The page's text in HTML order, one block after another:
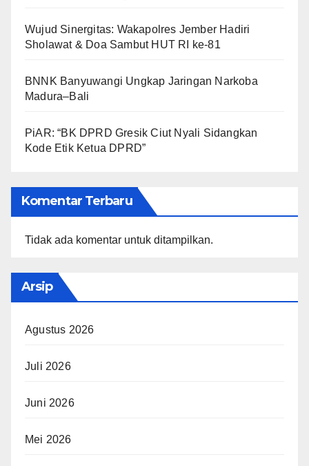
Wujud Sinergitas: Wakapolres Jember Hadiri
Sholawat & Doa Sambut HUT RI ke-81
BNNK Banyuwangi Ungkap Jaringan Narkoba
Madura–Bali
PiAR: “BK DPRD Gresik Ciut Nyali Sidangkan
Kode Etik Ketua DPRD”
Komentar Terbaru
Tidak ada komentar untuk ditampilkan.
Arsip
Agustus 2026
Juli 2026
Juni 2026
Mei 2026